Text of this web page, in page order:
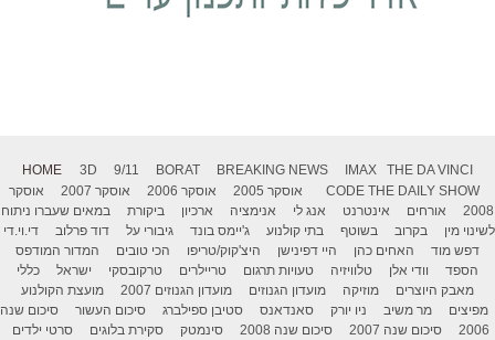
HOME 3D 9/11 BORAT BREAKING NEWS IMAX
THE DA VINCI
CODE THE DAILY SHOW אוסקר 2005 אוסקר 2006 אוסקר 2007
אוסקר
2008
אורחים אינטרנט אנג לי אנימציה ארכיון ביקורת
במאים שעברו ניתוח
לשינוי מין
בקרוב בשוטף בתי קולנוע ג'יימס בונד גיבורי על דוד פרלוב
די.וי.די
דפש מוד
האחים כהן היי דפינישן היצ'קוק/טריפו הכי טובים
המדור המודפס
הספד
וודי אלן טלוויזיה טעויות תרגום טריילרים טרקובסקי ישראל
כללי
מאבק היוצרים
מוזיקה מועדון הגנוזים מועדון הגנוזים 2007
מועצת הקולנוע
מפיצים
מר משיב ניו יורק סאנדאנס סטיבן ספילברג סיכום העשור
סיכום שנה
2006
סיכום שנה 2007 סיכום שנה 2008 סינמטק סקירת בלוגים
סרטי ילדים